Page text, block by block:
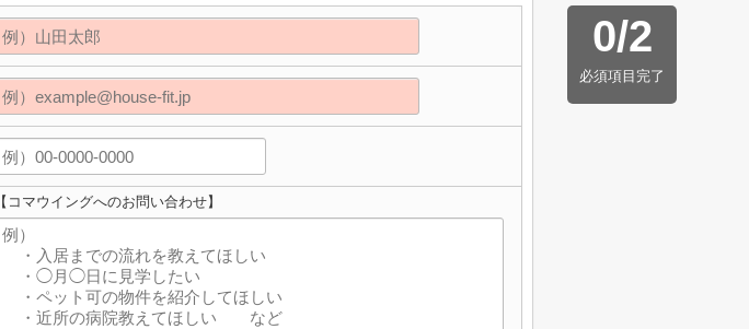
0/2
必須項目完了
【コマウイングへのお問い合わせ】